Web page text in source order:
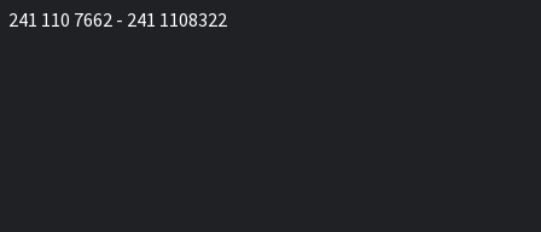
241 110 7662 - 241 1108322